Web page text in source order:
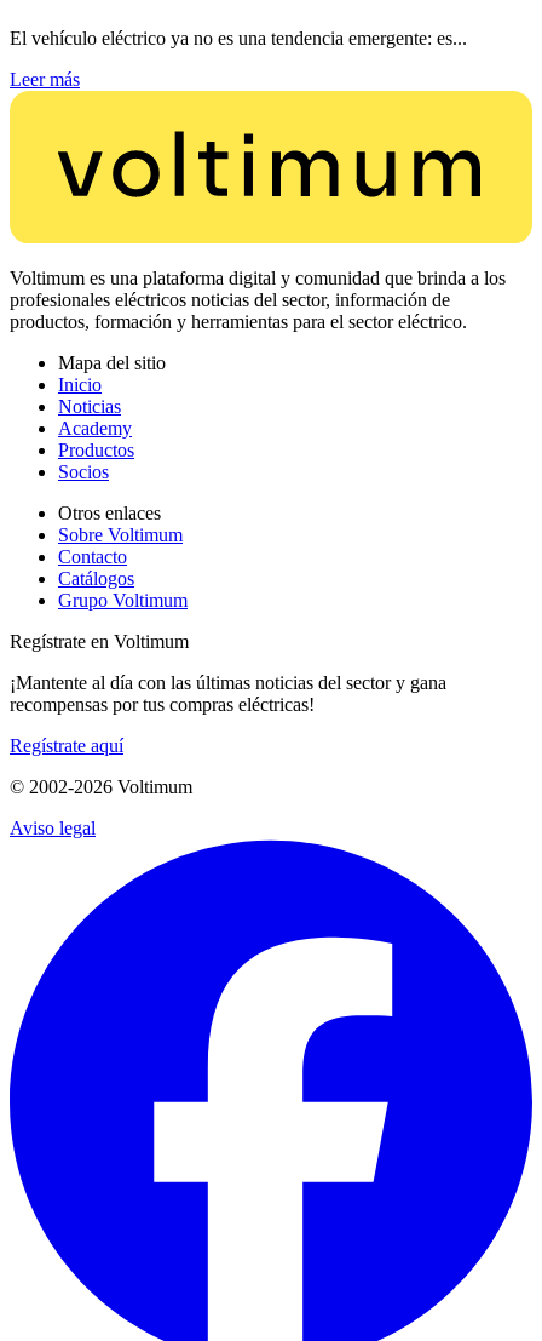
El vehículo eléctrico ya no es una tendencia emergente: es...
Leer más
Voltimum es una plataforma digital y comunidad que brinda a los
profesionales eléctricos noticias del sector, información de
productos, formación y herramientas para el sector eléctrico.
Mapa del sitio
Inicio
Noticias
Academy
Productos
Socios
Otros enlaces
Sobre Voltimum
Contacto
Catálogos
Grupo Voltimum
Regístrate en Voltimum
¡Mantente al día con las últimas noticias del sector y gana
recompensas por tus compras eléctricas!
Regístrate aquí
© 2002-2026 Voltimum
Aviso legal